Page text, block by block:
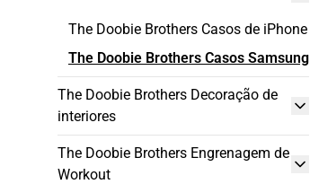
The Doobie Brothers Casos de iPhone
The Doobie Brothers Casos Samsung
The Doobie Brothers Decoração de
interiores
The Doobie Brothers Engrenagem de
Workout